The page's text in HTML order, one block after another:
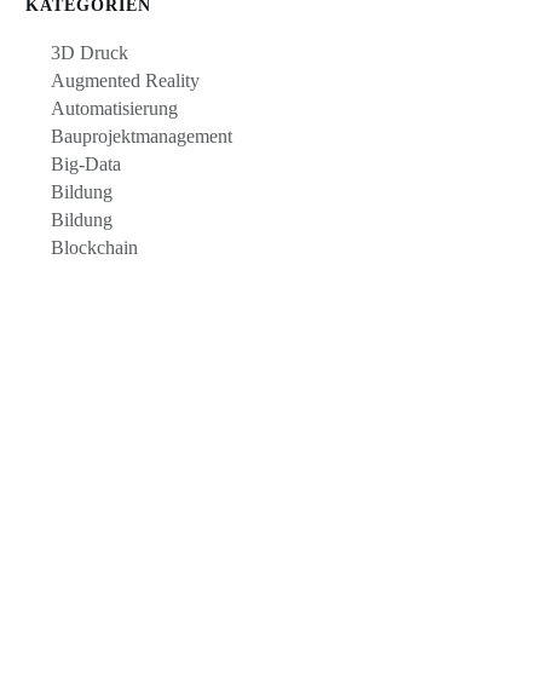
KATEGORIEN
3D Druck
Augmented Reality
Automatisierung
Bauprojektmanagement
Big-Data
Bildung
Bildung
Blockchain